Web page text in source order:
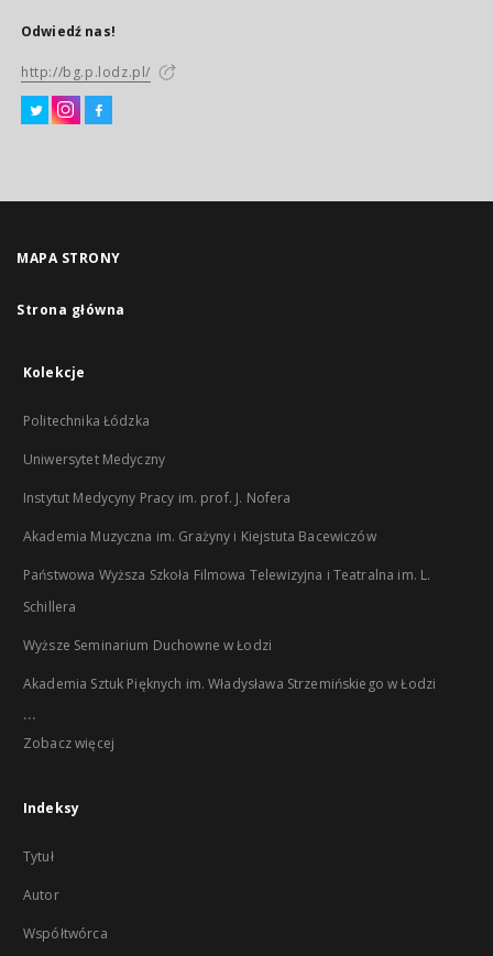
Odwiedź nas!
http://bg.p.lodz.pl/
MAPA STRONY
Strona główna
Kolekcje
Politechnika Łódzka
Uniwersytet Medyczny
Instytut Medycyny Pracy im. prof. J. Nofera
Akademia Muzyczna im. Grażyny i Kiejstuta Bacewiczów
Państwowa Wyższa Szkoła Filmowa Telewizyjna i Teatralna im. L.
Schillera
Wyższe Seminarium Duchowne w Łodzi
Akademia Sztuk Pięknych im. Władysława Strzemińskiego w Łodzi
...
Zobacz więcej
Indeksy
Tytuł
Autor
Współtwórca